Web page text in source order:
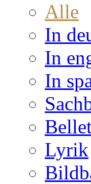
Alle
In
In
In
Lyrik